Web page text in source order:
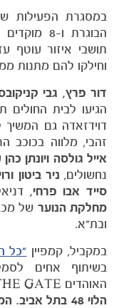
הבוגרת ו-
תושבי איזור עוטף
וחילקו להם מתנות
דור פרץ, גבי
הגיעו לבית
דוידזאדה גם
זהבי, מלווה בכוכב
אייל גולסה ויונתן כהן
נחשולים, ניר ביטון
סייד אבו פרחי,
מחלקת הנוער של
ובת"א.
במקביל, קמפיין "כל
בשיתוף אחים
האוהדים THE GATE, נמשך ועכשיו יש גם חמ"ל
הלוי 48 בתל אביב.